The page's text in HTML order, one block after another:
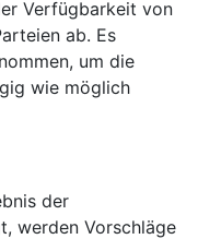
Verfügbarkeit von
ab. Es
um die
wie möglich
der
werden Vorschläge